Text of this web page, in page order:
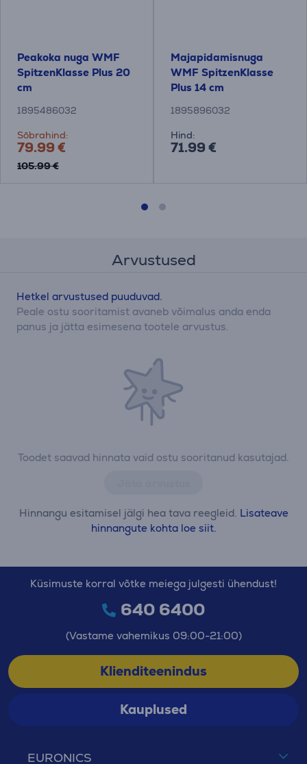
Peakoka nuga WMF
SpitzenKlasse Plus 20
cm
1895486032
Sõbrahind:
79.99 €
105.99 €
Majapidamisnuga
WMF SpitzenKlasse
Plus 14 cm
1895896032
Hind:
71.99 €
Arvustused
Toodet saavad hinnata vaid ostu sooritanud kasutajad.
Hinnangu esitamisel jälgi hea tava reegleid. Lisateave
hinnangute kohta loe siit.
Hetkel arvustused puuduvad.
Peale ostu sooritamist avaneb võimalus anda enda
panus ja jätta esimesena tootele arvustus.
EURONICS
Küsimuste korral võtke meiega julgesti ühendust!
640 6400
(Vastame vahemikus 09:00-21:00)
Klienditeenindus
Kauplused